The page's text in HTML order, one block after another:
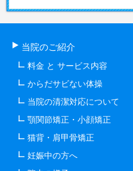
当院のご紹介
料金 と サービス内容
からだサビない体操
当院の清潔対応について
顎関節矯正・小顔矯正
猫背・肩甲骨矯正
妊娠中の方へ